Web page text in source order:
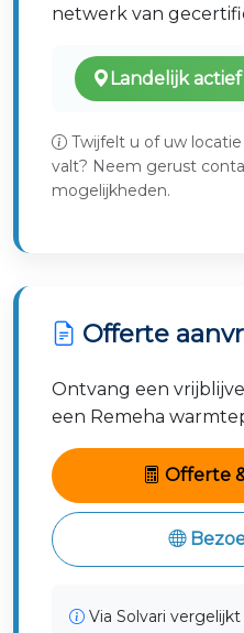
netwerk van
Landelijk
Twijfelt u of uw
valt? Neem gerust
mogelijkheden.
Offerte
Ontvang een
een Remeha
Offerte
Via Solvari